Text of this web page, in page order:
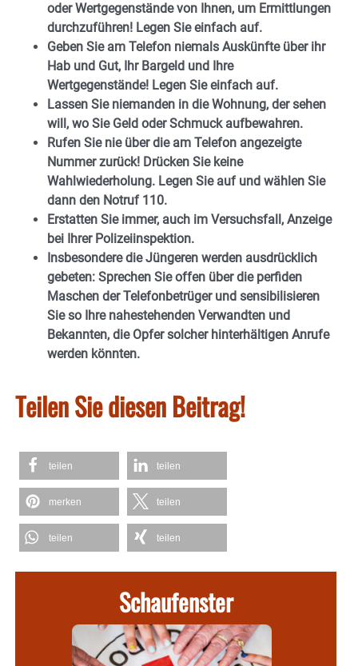
oder Wertgegenstände von Ihnen, um Ermittlungen
durchzuführen! Legen Sie einfach auf.
Geben Sie am Telefon niemals Auskünfte über ihr
Hab und Gut, Ihr Bargeld und Ihre
Wertgegenstände! Legen Sie einfach auf.
Lassen Sie niemanden in die Wohnung, der sehen
will, wo Sie Geld oder Schmuck aufbewahren.
Rufen Sie nie über die am Telefon angezeigte
Nummer zurück! Drücken Sie keine
Wahlwiederholung. Legen Sie auf und wählen Sie
dann den Notruf 110.
Erstatten Sie immer, auch im Versuchsfall, Anzeige
bei Ihrer Polizeiinspektion.
Insbesondere die Jüngeren werden ausdrücklich
gebeten: Sprechen Sie offen über die perfiden
Maschen der Telefonbetrüger und sensibilisieren
Sie so Ihre nahestehenden Verwandten und
Bekannten, die Opfer solcher hinterhältigen Anrufe
werden könnten.
Teilen Sie diesen Beitrag!
teilen teilen
merken teilen
teilen teilen
Schaufenster